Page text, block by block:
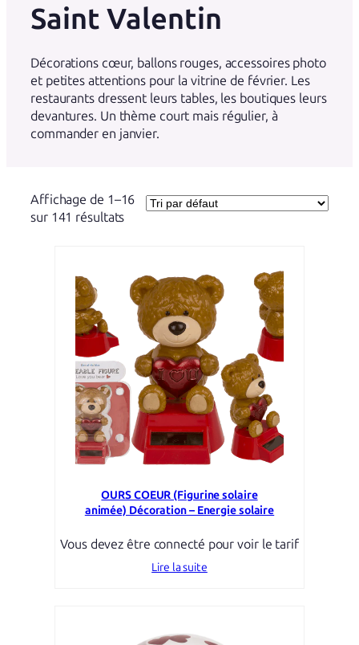
Saint Valentin
Décorations cœur, ballons rouges, accessoires photo
et petites attentions pour la vitrine de février. Les
restaurants dressent leurs tables, les boutiques leurs
devantures. Un thème court mais régulier, à
commander en janvier.
Affichage de 1–16
sur 141 résultats
OURS COEUR (Figurine solaire
animée) Décoration – Energie solaire
Vous devez être connecté pour voir le tarif
Lire la suite